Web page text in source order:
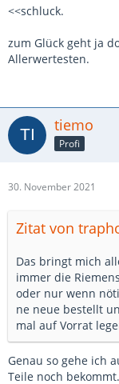
<<schluck.
zum Glück geht ja
Allerwertesten.
tiemo
Profi
30. November 2021
Zitat von
Das bringt mich
immer die
oder nur wenn
ne neue bestellt
mal auf Vorrat
Genau so gehe ich
Teile noch